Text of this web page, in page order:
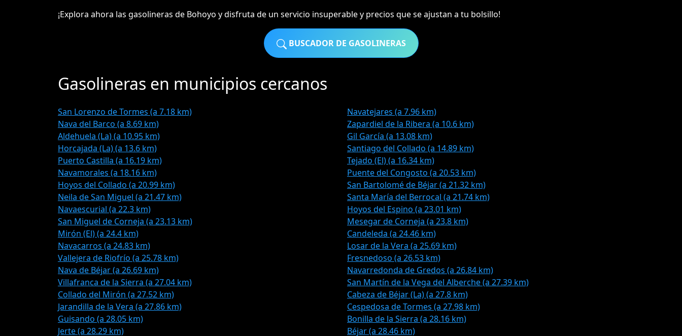
¡Explora ahora las gasolineras de Bohoyo y disfruta de un servicio insuperable y precios que se ajustan a tu bolsillo!
BUSCADOR DE GASOLINERAS
Gasolineras en municipios cercanos
San Lorenzo de Tormes (a 7.18 km)
Navatejares (a 7.96 km)
Nava del Barco (a 8.69 km)
Zapardiel de la Ribera (a 10.6 km)
Aldehuela (La) (a 10.95 km)
Gil García (a 13.08 km)
Horcajada (La) (a 13.6 km)
Santiago del Collado (a 14.89 km)
Puerto Castilla (a 16.19 km)
Tejado (El) (a 16.34 km)
Navamorales (a 18.16 km)
Puente del Congosto (a 20.53 km)
Hoyos del Collado (a 20.99 km)
San Bartolomé de Béjar (a 21.32 km)
Neila de San Miguel (a 21.47 km)
Santa María del Berrocal (a 21.74 km)
Navaescurial (a 22.3 km)
Hoyos del Espino (a 23.01 km)
San Miguel de Corneja (a 23.13 km)
Mesegar de Corneja (a 23.8 km)
Mirón (El) (a 24.4 km)
Candeleda (a 24.46 km)
Navacarros (a 24.83 km)
Losar de la Vera (a 25.69 km)
Vallejera de Riofrío (a 25.78 km)
Fresnedoso (a 26.53 km)
Nava de Béjar (a 26.69 km)
Navarredonda de Gredos (a 26.84 km)
Villafranca de la Sierra (a 27.04 km)
San Martín de la Vega del Alberche (a 27.39 km)
Collado del Mirón (a 27.52 km)
Cabeza de Béjar (La) (a 27.8 km)
Jarandilla de la Vera (a 27.86 km)
Cespedosa de Tormes (a 27.98 km)
Guisando (a 28.05 km)
Bonilla de la Sierra (a 28.16 km)
Jerte (a 28.29 km)
Béjar (a 28.46 km)